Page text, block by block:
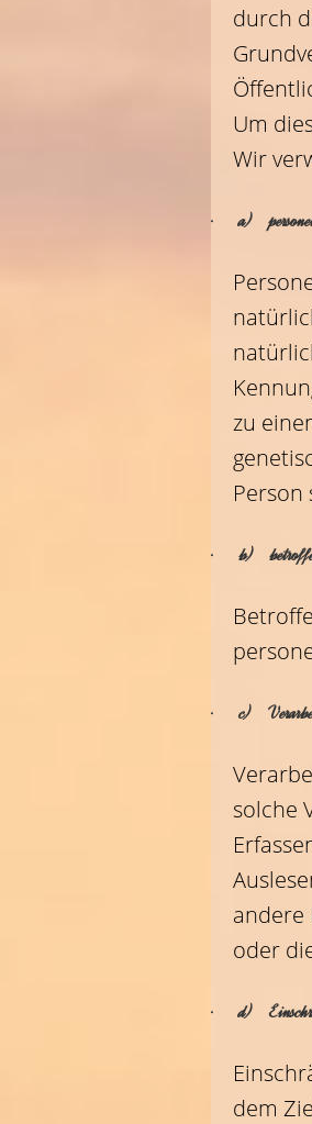
durch
Um
Wir
· a)
zu
· b)
· c)
solche
andere
oder
· d)
dem